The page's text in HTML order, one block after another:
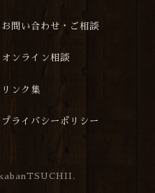
お問い合わせ・ご相談
オンライン相談
リンク集
プライバシーポリシー